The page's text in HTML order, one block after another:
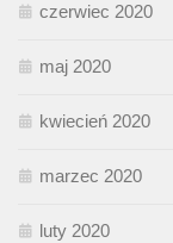
czerwiec 2020
maj 2020
kwiecień 2020
marzec 2020
luty 2020